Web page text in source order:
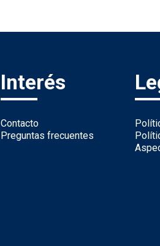
Interés
Contacto
Preguntas frecuentes